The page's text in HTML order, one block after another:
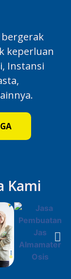
keperluan
Instansi
Kami